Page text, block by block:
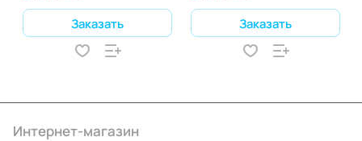
Заказать Заказать
Интернет-магазин